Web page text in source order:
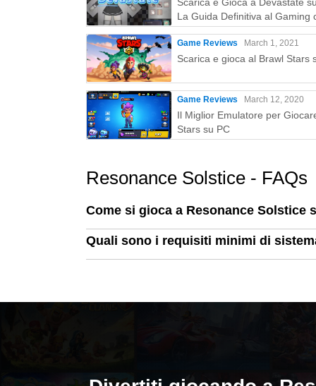
La Guida Definitiva al Gaming
MEmu Play
Game Reviews March 1, 2021
Scarica e gioca al Brawl Stars
Game Reviews March 12, 2020
Il Miglior Emulatore per
Stars su PC
Resonance Solstice - FAQs
Come si gioca a Resonance Solstice
Quali sono i requisiti minimi di